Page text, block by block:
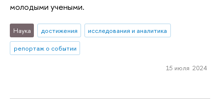
молодыми учеными.
Наука достижения
исследования и аналитика
репортаж о событии
15 июля 2024